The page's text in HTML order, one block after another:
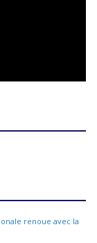
renoue avec la